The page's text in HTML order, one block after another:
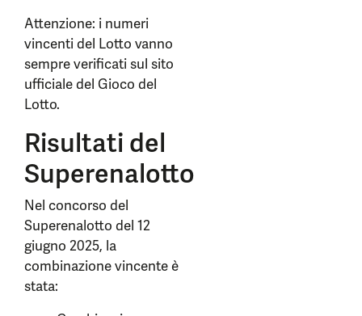
Attenzione: i numeri
vincenti del Lotto vanno
sempre verificati sul sito
ufficiale del Gioco del
Lotto.
Risultati del
Superenalotto
Nel concorso del
Superenalotto del 12
giugno 2025, la
combinazione vincente è
stata: